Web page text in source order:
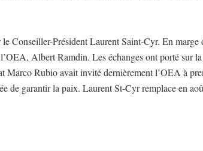
Conseiller-Président Laurent Saint-Cyr. En marge
Albert Ramdin. Les échanges ont porté sur
Marco Rubio avait invité dernièrement l’OEA à
de garantir la paix. Laurent St-Cyr remplace en